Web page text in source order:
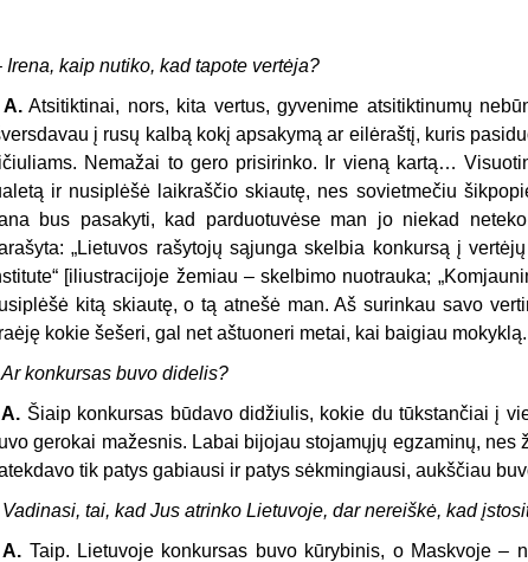
Irena, kaip nutiko, kad tapote vertėja?
A.Atsitiktinai, nors, kita vertus, gyvenime atsitiktinumų
į rusų kalbą kokį apsakymą ar eilėraštį, kuris
Nemažai to gero prisirinko. Ir vieną kartą…
ir nusiplėšė laikraščio skiautę, nes sovietmečiu
bus pasakyti, kad parduotuvėse man jo niekad
„Lietuvos rašytojų sąjunga skelbia konkursą į
[iliustracijoje žemiau – skelbimo nuotrauka;
kitą skiautę, o tą atnešė man. Aš surinkau savo
kokie šešeri, gal net aštuoneri metai, kai baigiau
konkursas buvo didelis?
A. Šiaip konkursas būdavo didžiulis, kokie du tūkstančiai į
gerokai mažesnis. Labai bijojau stojamųjų egzaminų, nes
tik patys gabiausi ir patys sėkmingiausi, aukščiau
tai, kad Jus atrinko Lietuvoje, dar nereiškė, kad
A. Taip. Lietuvoje konkursas buvo kūrybinis, o Maskvoje –